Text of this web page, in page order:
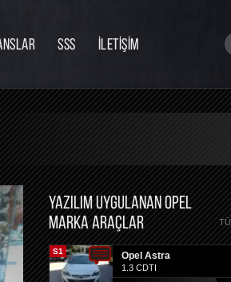
SSS İLETİŞİM
YAZILIM UYGULANAN OPEL
MARKA ARAÇLAR
S1 Opel Astra
1.3 CDTI